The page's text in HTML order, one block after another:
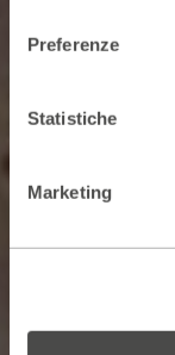
Preferenze
Statistiche
Marketing